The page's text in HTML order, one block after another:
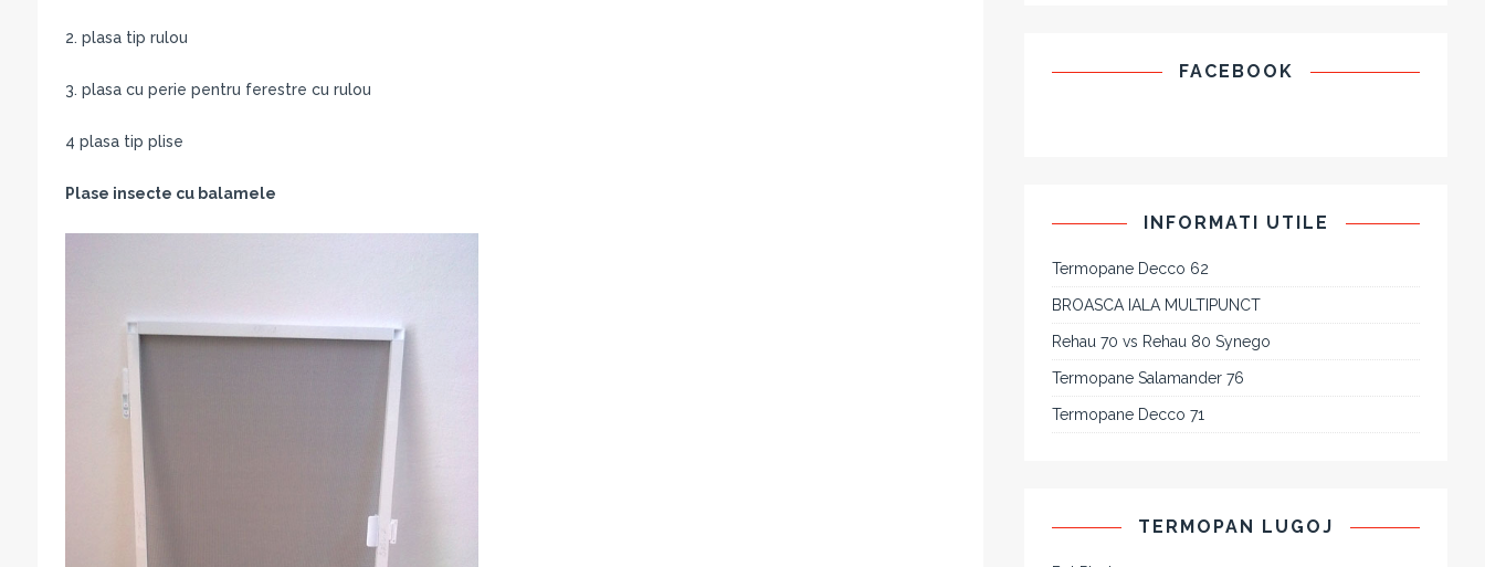
2. plasa tip rulou
3. plasa cu perie pentru ferestre cu rulou
4 plasa tip plise
Plase insecte cu balamele
FACEBOOK
INFORMATI UTILE
Termopane Decco 62
BROASCA IALA MULTIPUNCT
Rehau 70 vs Rehau 80 Synego
Termopane Salamander 76
Termopane Decco 71
TERMOPAN LUGOJ